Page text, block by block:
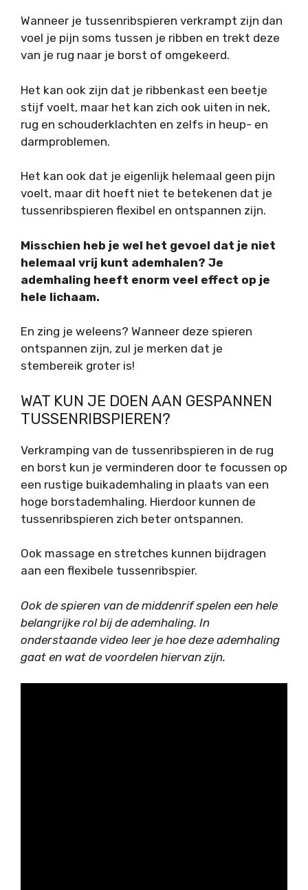
Wanneer je tussenribspieren verkrampt zijn dan
voel je pijn soms tussen je ribben en trekt deze
van je rug naar je borst of omgekeerd.
Het kan ook zijn dat je ribbenkast een beetje
stijf voelt, maar het kan zich ook uiten in nek,
rug en schouderklachten en zelfs in heup- en
darmproblemen.
Het kan ook dat je eigenlijk helemaal geen pijn
voelt, maar dit hoeft niet te betekenen dat je
tussenribspieren flexibel en ontspannen zijn.
Misschien heb je wel het gevoel dat je niet
helemaal vrij kunt ademhalen? Je
ademhaling heeft enorm veel effect op je
hele lichaam.
En zing je weleens? Wanneer deze spieren
ontspannen zijn, zul je merken dat je
stembereik groter is!
WAT KUN JE DOEN AAN GESPANNEN
TUSSENRIBSPIEREN?
Verkramping van de tussenribspieren in de rug
en borst kun je verminderen door te focussen op
een rustige buikademhaling in plaats van een
hoge borstademhaling. Hierdoor kunnen de
tussenribspieren zich beter ontspannen.
Ook massage en stretches kunnen bijdragen
aan een flexibele tussenribspier.
Ook de spieren van de middenrif spelen een hele
belangrijke rol bij de ademhaling. In
onderstaande video leer je hoe deze ademhaling
gaat en wat de voordelen hiervan zijn.